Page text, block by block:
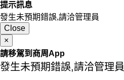
提示訊息
發生未預期錯誤,請洽管理員
Close
×
請移駕到商周App
發生未預期錯誤,請洽管理員